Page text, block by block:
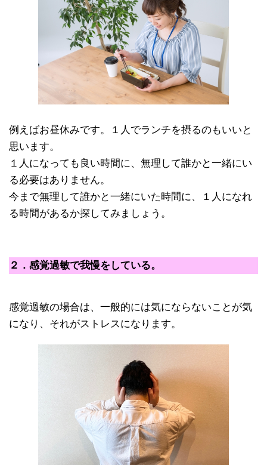
例えばお昼休みです。１人でランチを摂るのもいいと
思います。
１人になっても良い時間に、無理して誰かと一緒にい
る必要はありません。
今まで無理して誰かと一緒にいた時間に、１人になれ
る時間があるか探してみましょう。
２．感覚過敏で我慢をしている。
感覚過敏の場合は、一般的には気にならないことが気
になり、それがストレスになります。